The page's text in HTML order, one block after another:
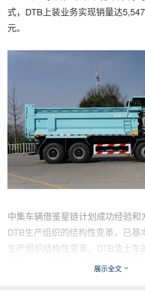
式，DTB上装业务实现销量达
元。
中集车辆借鉴星链计划成功经验和
DTB生产组织的结构性变革，已基
生产组织结构性变革，DTB渣土车
同时，持续积极扩展新能源产品的
展示全文